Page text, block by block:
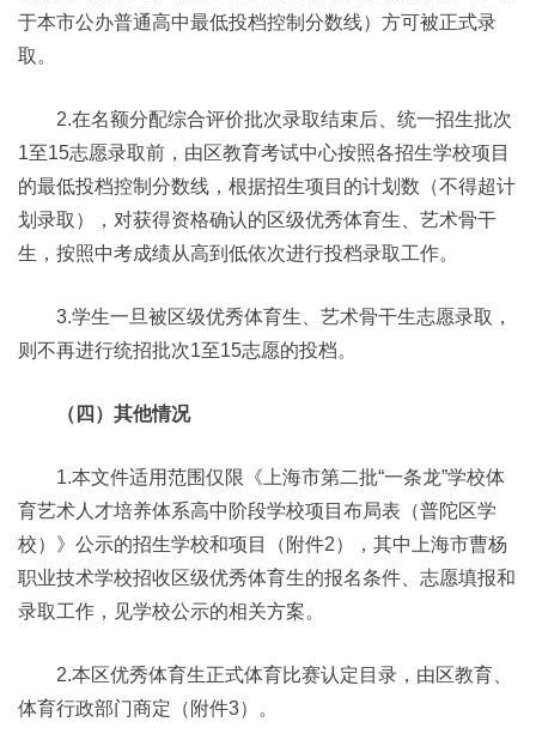
于本市公办普通高中最低投档控制分数线）方可被正式录
取。
2.在名额分配综合评价批次录取结束后、统一招生批次
1至15志愿录取前，由区教育考试中心按照各招生学校项目
的最低投档控制分数线，根据招生项目的计划数（不得超计
划录取），对获得资格确认的区级优秀体育生、艺术骨干
生，按照中考成绩从高到低依次进行投档录取工作。
3.学生一旦被区级优秀体育生、艺术骨干生志愿录取，
则不再进行统招批次1至15志愿的投档。
（四）其他情况
1.本文件适用范围仅限《上海市第二批“一条龙”学校体
育艺术人才培养体系高中阶段学校项目布局表（普陀区学
校）》公示的招生学校和项目（附件2），其中上海市曹杨
职业技术学校招收区级优秀体育生的报名条件、志愿填报和
录取工作，见学校公示的相关方案。
2.本区优秀体育生正式体育比赛认定目录，由区教育、
体育行政部门商定（附件3）。